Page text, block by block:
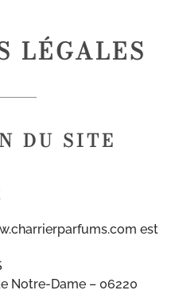
LÉGALES
DU SITE
est
Notre-Dame – 06220